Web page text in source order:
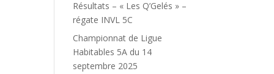
Résultats – « Les Q’Gelés » –
régate INVL 5C
Championnat de Ligue
Habitables 5A du 14
septembre 2025